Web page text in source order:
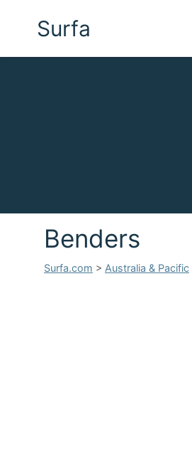
Surfa
Benders
Surfa.com > Australia & Pacific